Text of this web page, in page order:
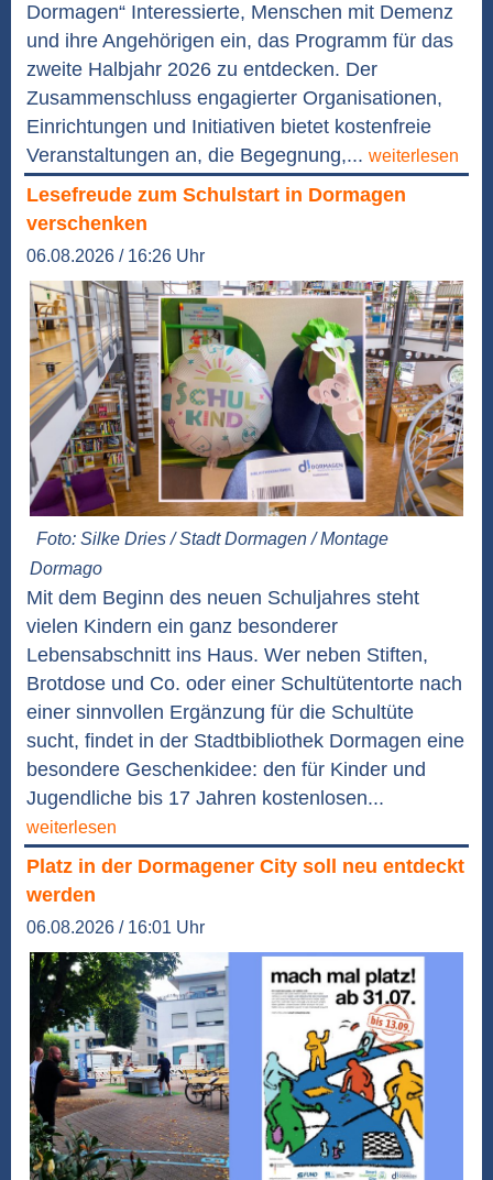
Dormagen“ Interessierte, Menschen mit Demenz
und ihre Angehörigen ein, das Programm für das
zweite Halbjahr 2026 zu entdecken. Der
Zusammenschluss engagierter Organisationen,
Einrichtungen und Initiativen bietet kostenfreie
Veranstaltungen an, die Begegnung,... weiterlesen
Lesefreude zum Schulstart in Dormagen
verschenken
06.08.2026 / 16:26 Uhr
Foto: Silke Dries / Stadt Dormagen / Montage
Dormago
Mit dem Beginn des neuen Schuljahres steht
vielen Kindern ein ganz besonderer
Lebensabschnitt ins Haus. Wer neben Stiften,
Brotdose und Co. oder einer Schultütentorte nach
einer sinnvollen Ergänzung für die Schultüte
sucht, findet in der Stadtbibliothek Dormagen eine
besondere Geschenkidee: den für Kinder und
Jugendliche bis 17 Jahren kostenlosen...
weiterlesen
Platz in der Dormagener City soll neu entdeckt
werden
06.08.2026 / 16:01 Uhr